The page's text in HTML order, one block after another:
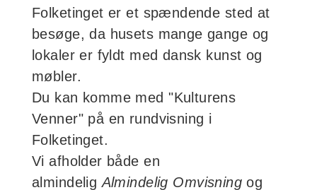
Folketinget er et spændende sted at
besøge, da husets mange gange og
lokaler er fyldt med dansk kunst og
møbler.
Du kan komme med "Kulturens
Venner" på en rundvisning i
Folketinget.
Vi afholder både en
almindeligAlmindelig Omvisning og